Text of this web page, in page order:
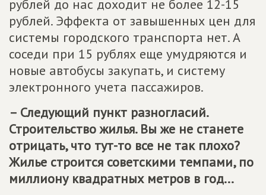
рублей до нас доходит не более 12-15
рублей. Эффекта от завышенных цен для
системы городского транспорта нет. А
соседи при 15 рублях еще умудряются и
новые автобусы закупать, и систему
электронного учета пассажиров.
– Следующий пункт разногласий.
Строительство жилья. Вы же не станете
отрицать, что тут-то все не так плохо?
Жилье строится советскими темпами, по
миллиону квадратных метров в год...